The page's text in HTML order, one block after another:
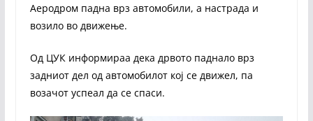
Аеродром падна врз автомобили, а настрада и
возило во движење.
Од ЦУК информираа дека дрвото паднало врз
задниот дел од автомобилот кој се движел, па
возачот успеал да се спаси.